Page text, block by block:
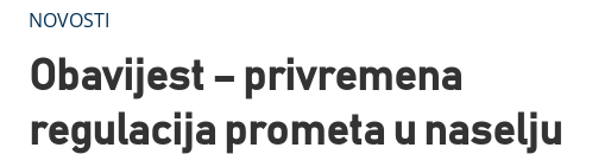
NOVOSTI
Obavijest – privremena
regulacija prometa u naselju